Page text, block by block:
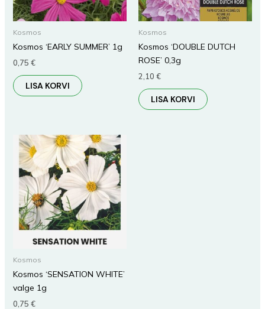
Kosmos
Kosmos ‘EARLY SUMMER’ 1g
0,75 €
LISA KORVI
Kosmos
Kosmos ‘DOUBLE DUTCH
ROSE’ 0,3g
2,10 €
LISA KORVI
Kosmos
Kosmos ‘SENSATION WHITE’
valge 1g
0,75 €